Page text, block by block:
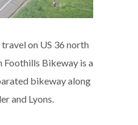
on US 36 north
Bikeway is a
bikeway along
and Lyons.